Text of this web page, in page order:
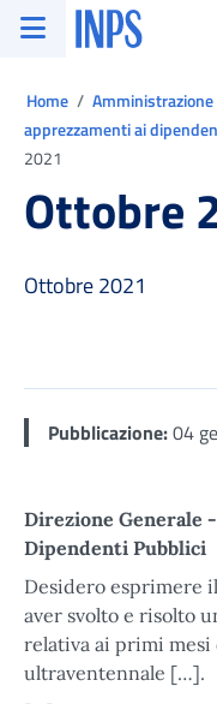
Vai al menu principale
Vai al contenuto principale
Vai al pie' di pagina
INPS ()
Home
apprezzamenti ai
2021
Ottobre
Ottobre 2021
Pubblicazione:04
Direzione Generale
Dipendenti Pubblici
Desidero esprimere
aver svolto e risolto
relativa ai primi mesi
ultraventennale […].